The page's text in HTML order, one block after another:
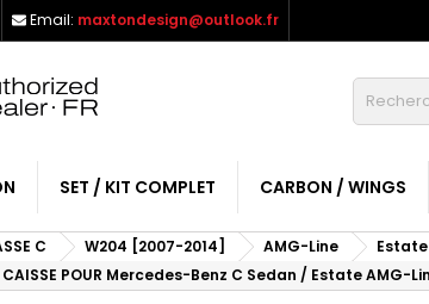
Email: maxtondesign@outlook.fr
SET / KIT COMPLET CARBON / WINGS
C W204 [2007-2014] AMG-Line
Estate
CAISSE POUR Mercedes-Benz C Sedan / Estate AMG-